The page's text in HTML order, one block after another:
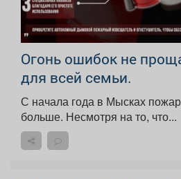
Огонь ошибок не
для всей семьи.
С начала года в Мысках
больше. Несмотря на то, что...